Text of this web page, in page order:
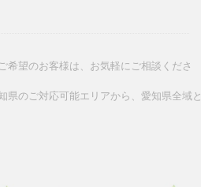
望のお客様は、お気軽にご相談くださ
のご対応可能エリアから、愛知県全域と